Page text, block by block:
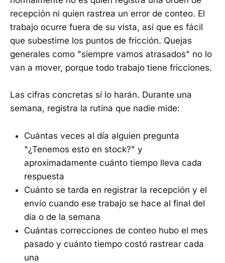
recepción ni quien rastrea un error de conteo. El
trabajo ocurre fuera de su vista, así que es fácil
que subestime los puntos de fricción. Quejas
generales como "siempre vamos atrasados" no lo
van a mover, porque todo trabajo tiene fricciones.
Las cifras concretas sí lo harán. Durante una
semana, registra la rutina que nadie mide:
Cuántas veces al día alguien pregunta
"¿Tenemos esto en stock?" y
aproximadamente cuánto tiempo lleva cada
respuesta
Cuánto se tarda en registrar la recepción y el
envío cuando ese trabajo se hace al final del
día o de la semana
Cuántas correcciones de conteo hubo el mes
pasado y cuánto tiempo costó rastrear cada
una